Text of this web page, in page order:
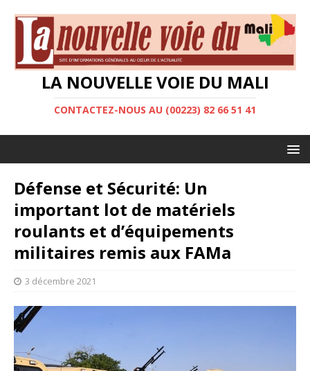
LA NOUVELLE VOIE DU MALI
CONTACTEZ-NOUS AU (00223) 82 66 51 41
Défense et Sécurité: Un
important lot de matériels
roulants et d’équipements
militaires remis aux FAMa
3 décembre 2021